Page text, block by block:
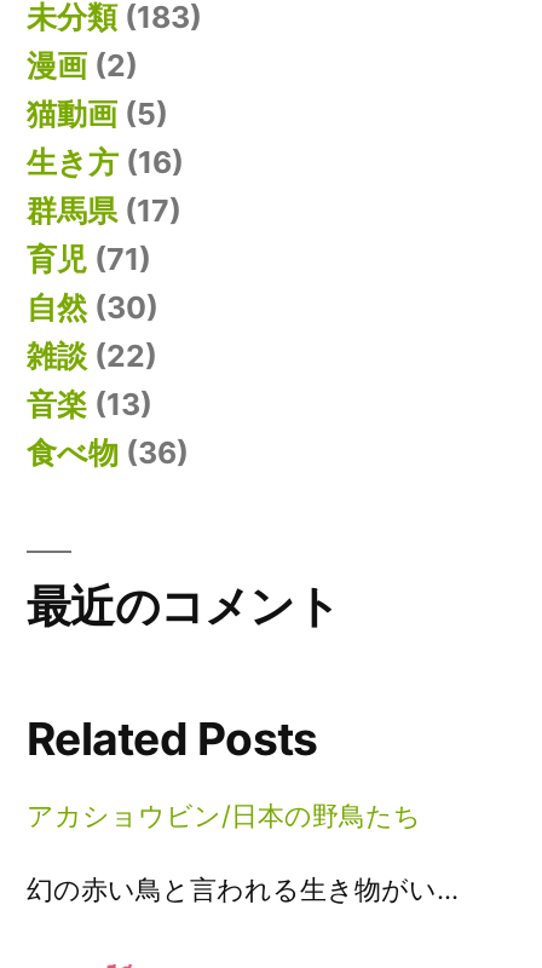
未分類(183)
漫画 (2)
猫動画 (5)
生き方 (16)
群馬県(17)
育児 (71)
自然(30)
雑談 (22)
音楽 (13)
食べ物 (36)
最近のコメント
Related Posts
アカショウビン/日本の野鳥たち
幻の赤い鳥と言われる生き物がい…